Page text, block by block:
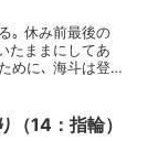
｡ 休み前最後の
たままにしてあ
めに､ 海斗は登
（14：指輪）